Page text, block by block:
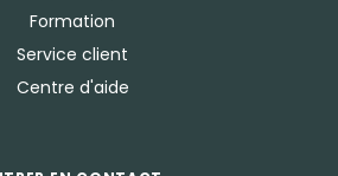
Formation
Service client
Centre d'aide